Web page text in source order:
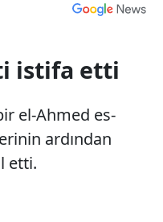
istifa etti
el-Ahmed es-
ardından
etti.